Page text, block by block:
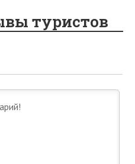
туристов